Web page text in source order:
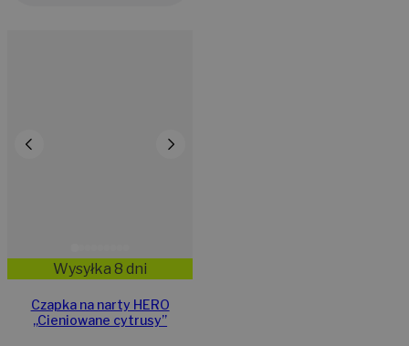
Wysyłka 8 dni
Czapka na narty HERO
,,Cieniowane cytrusy”